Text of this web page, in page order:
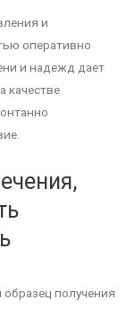
и
оперативно
и надежд дает
качестве
получения